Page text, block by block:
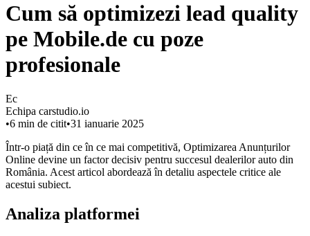
Cum să optimizezi lead quality
pe Mobile.de cu poze
profesionale
Ec
Echipa carstudio.io
•6 min de citit•31 ianuarie 2025
Într-o piață din ce în ce mai competitivă, Optimizarea Anunțurilor
Online devine un factor decisiv pentru succesul dealerilor auto din
România. Acest articol abordează în detaliu aspectele critice ale
acestui subiect.
Analiza platformei